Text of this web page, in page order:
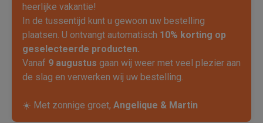
heerlijke vakantie!
In de tussentijd kunt u gewoon uw bestelling
plaatsen. U ontvangt automatisch 10% korting op
geselecteerde producten.
Vanaf 9 augustus gaan wij weer met veel plezier aan
de slag en verwerken wij uw bestelling.
☀️ Met zonnige groet, Angelique & Martin